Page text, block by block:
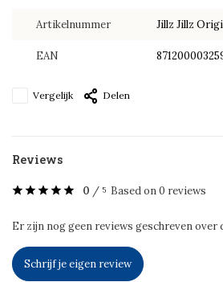
Artikelnummer Jillz Jillz
EAN
Vergelijk Delen
Reviews
0 / 5 Based on 0 reviews
Er zijn nog geen reviews geschreven over
Schrijf je eigen review